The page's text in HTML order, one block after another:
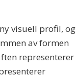
visuell profil, og
av formen
representerer